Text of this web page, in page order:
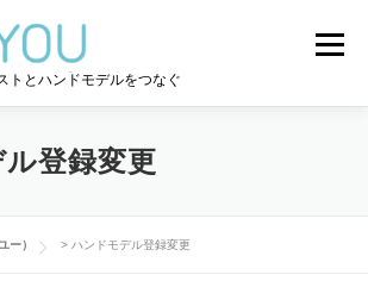
トとハンドモデルをつなぐ
メニュー
ザー登録 NAIL&YOU使い方
す ネイル検定道コラム
登録変更
ー） > ハンドモデル登録変更